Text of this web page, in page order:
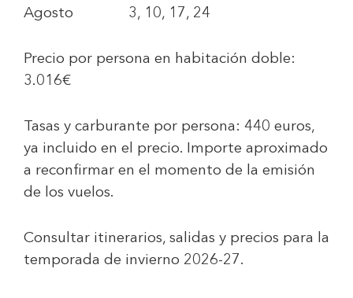
Agosto 3, 10, 17, 24
Precio por persona en habitación doble:
3.016€
Tasas y carburante por persona: 440 euros,
ya incluido en el precio. Importe aproximado
a reconfirmar en el momento de la emisión
de los vuelos.
Consultar itinerarios, salidas y precios para la
temporada de invierno 2026-27.